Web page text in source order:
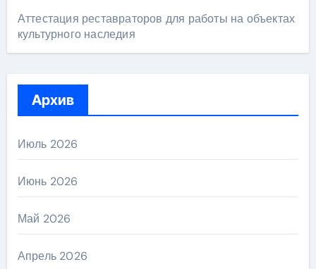
Аттестация реставраторов для работы на объектах
культурного наследия
Архив
Июль 2026
Июнь 2026
Май 2026
Апрель 2026